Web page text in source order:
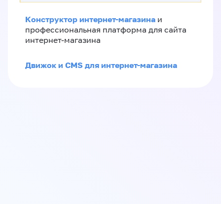
Конструктор интернет-магазина и
профессиональная платформа для сайта
интернет-магазина
Движок и CMS для интернет-магазина